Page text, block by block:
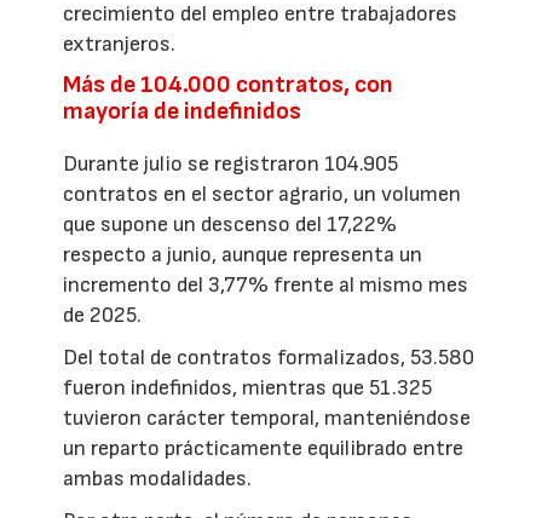
crecimiento del empleo entre trabajadores
extranjeros.
Más de 104.000 contratos, con
mayoría de indefinidos
Durante julio se registraron 104.905
contratos en el sector agrario, un volumen
que supone un descenso del 17,22%
respecto a junio, aunque representa un
incremento del 3,77% frente al mismo mes
de 2025.
Del total de contratos formalizados, 53.580
fueron indefinidos, mientras que 51.325
tuvieron carácter temporal, manteniéndose
un reparto prácticamente equilibrado entre
ambas modalidades.